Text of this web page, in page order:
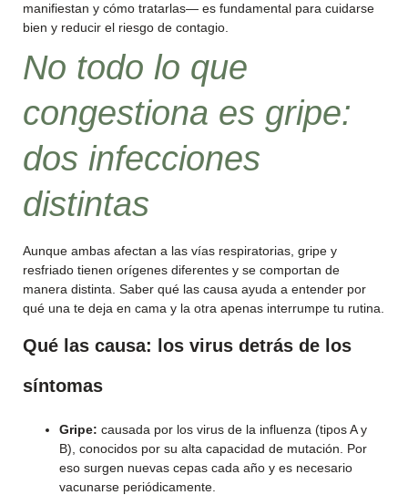
manifiestan y cómo tratarlas— es fundamental para cuidarse
bien y reducir el riesgo de contagio.
No todo lo que
congestiona es gripe:
dos infecciones
distintas
Aunque ambas afectan a las vías respiratorias, gripe y
resfriado tienen orígenes diferentes y se comportan de
manera distinta. Saber qué las causa ayuda a entender por
qué una te deja en cama y la otra apenas interrumpe tu rutina.
Qué las causa: los virus detrás de los
síntomas
Gripe: causada por los virus de la influenza (tipos A y
B), conocidos por su alta capacidad de mutación. Por
eso surgen nuevas cepas cada año y es necesario
vacunarse periódicamente.